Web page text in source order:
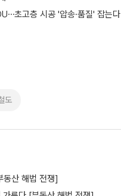
초고층 시공 '압송·품질' 잡는다
도
동산 해법 전쟁]